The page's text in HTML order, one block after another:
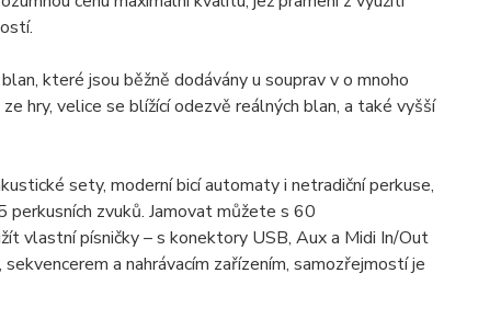
které jsou běžně dodávány u souprav v o mnoho
hry, velice se blížící odezvě reálných blan, a také vyšší
sety, moderní bicí automaty i netradiční perkuse,
zvuků. Jamovat můžete s 60
vlastní písničky – s konektory USB, Aux a Midi In/Out
a nahrávacím zařízením, samozřejmostí je